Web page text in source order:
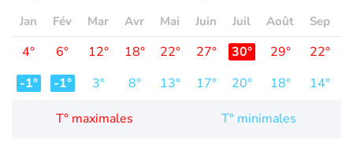
Jan Fév Mar Avr Mai Juin Juil Août Sep
4° 6° 12° 18° 22° 27° 30° 29° 22°
-1°
-1° 3° 8° 13° 17° 20° 18° 14°
T° maximales T° minimales